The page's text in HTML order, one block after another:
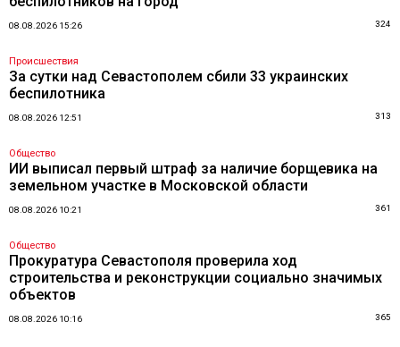
08.08.2026 15:26 324
Происшествия
За сутки над Севастополем сбили 33 украинских
беспилотника
08.08.2026 12:51 313
Общество
ИИ выписал первый штраф за наличие борщевика на
земельном участке в Московской области
08.08.2026 10:21 361
Общество
Прокуратура Севастополя проверила ход
строительства и реконструкции социально значимых
объектов
08.08.2026 10:16 365